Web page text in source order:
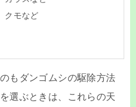
クモなど
もダンゴムシの駆除方法
選ぶときは、これらの天